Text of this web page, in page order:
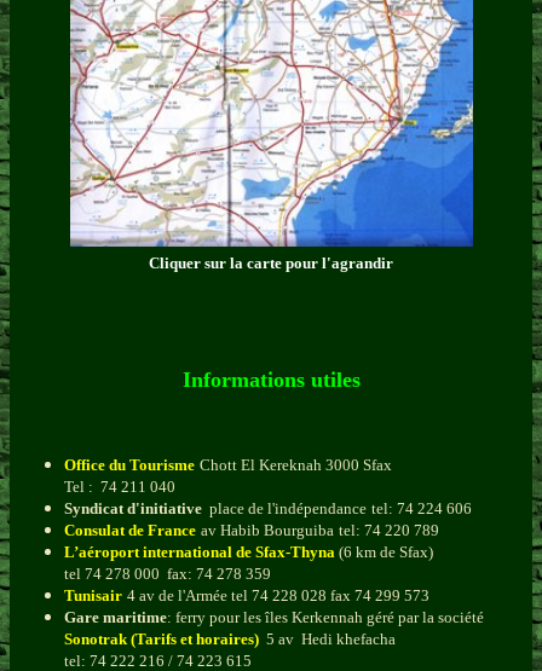
Cliquer sur la carte pour l'agrandir
Informations utiles
Office du Tourisme Chott El Kereknah 3000 Sfax
Tel : 74 211 040
Syndicat d'initiative place de l'indépendance tel: 74 224 606
Consulat de France av Habib Bourguiba tel: 74 220 789
L’aéroport international de Sfax-Thyna (6 km de Sfax)
tel 74 278 000 fax: 74 278 359
Tunisair 4 av de l'Armée tel 74 228 028 fax 74 299 573
Gare maritime: ferry pour les îles Kerkennah géré par la société
Sonotrak (Tarifs et horaires) 5 av Hedi khefacha
tel: 74 222 216 / 74 223 615